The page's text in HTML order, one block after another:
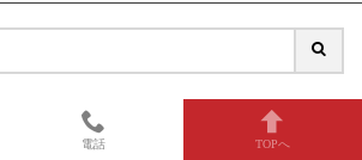
テーマで探す
電話 TOPへ